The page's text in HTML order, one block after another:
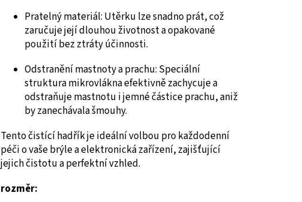
Pratelný materiál: Utěrku lze snadno prát, což
zaručuje její dlouhou životnost a opakované
použití bez ztráty účinnosti.
Odstranění mastnoty a prachu: Speciální
struktura mikrovlákna efektivně zachycuje a
odstraňuje mastnotu i jemné částice prachu, aniž
by zanechávala šmouhy.
Tento čistící hadřík je ideální volbou pro každodenní
péči o vaše brýle a elektronická zařízení, zajišťující
jejich čistotu a perfektní vzhled.
rozměr: